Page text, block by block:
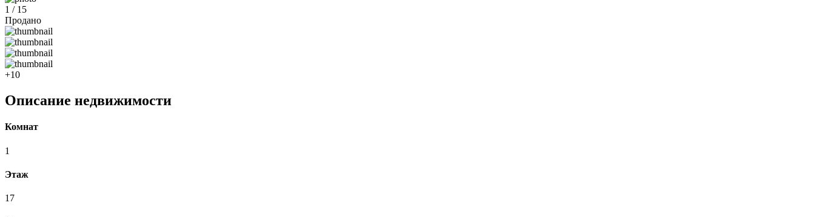
1 / 15
Продано
+10
Описание недвижимости
Комнат
1
Этаж
17